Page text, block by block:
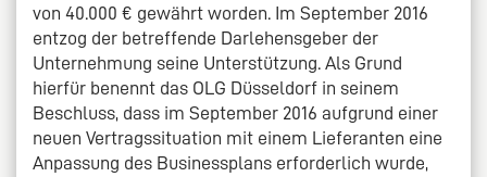
von 40.000 € gewährt worden. Im September 2016
entzog der betreffende Darlehensgeber der
Unternehmung seine Unterstützung. Als Grund
hierfür benennt das OLG Düsseldorf in seinem
Beschluss, dass im September 2016 aufgrund einer
neuen Vertragssituation mit einem Lieferanten eine
Anpassung des Businessplans erforderlich wurde,